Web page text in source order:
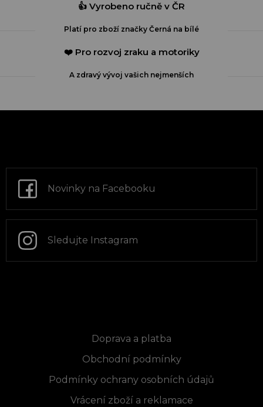
ý
i
u
👍 Vyrobeno ručně v ČR
Platí pro zboží značky Černá na bílé
❤️ Pro rozvoj zraku a motoriky
A zdravý vývoj vašich nejmenších
a
Novinky na Facebooku
Sledujte Instagram
Doprava a platba
Obchodní podmínky
Podmínky ochrany osobních údajů
Vrácení zboží a reklamace